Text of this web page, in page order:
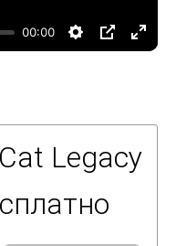
00:00
Legacy